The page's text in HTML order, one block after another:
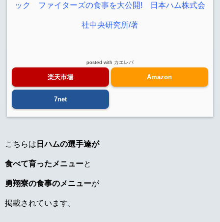
ック ファイターズの食事を大公開! 日本ハム株式会
社中央研究所/著
posted with カエレバ
楽天市場 Amazon
7net
こちらは 日ハムの選手達が
食べて育ったメニューと
勇翔寮の食事のメニューが
掲載されています。